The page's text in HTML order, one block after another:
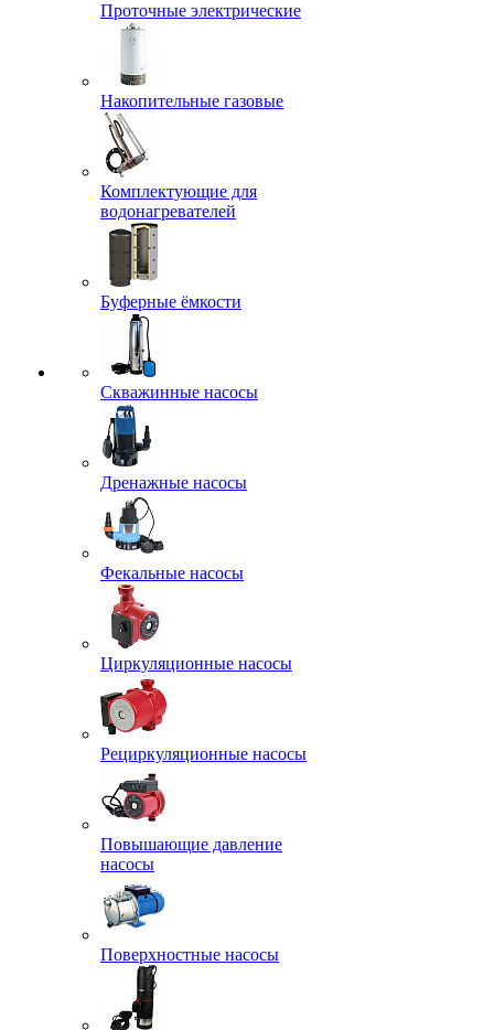
Проточные электрические
Накопительные газовые
Комплектующие для
водонагревателей
Буферные ёмкости
Скважинные насосы
Дренажные насосы
Фекальные насосы
Циркуляционные насосы
Рециркуляционные насосы
Повышающие давление
насосы
Поверхностные насосы